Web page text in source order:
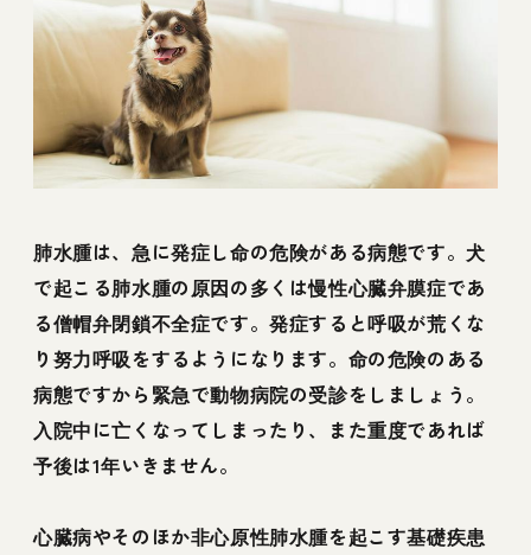
肺水腫は、急に発症し命の危険がある病態です。犬
で起こる肺水腫の原因の多くは慢性心臓弁膜症であ
る僧帽弁閉鎖不全症です。発症すると呼吸が荒くな
り努力呼吸をするようになります。命の危険のある
病態ですから緊急で動物病院の受診をしましょう。
入院中に亡くなってしまったり、また重度であれば
予後は1年いきません。
心臓病やそのほか非心原性肺水腫を起こす基礎疾患